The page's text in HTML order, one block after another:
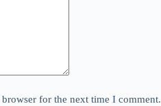
for the next time I comment.